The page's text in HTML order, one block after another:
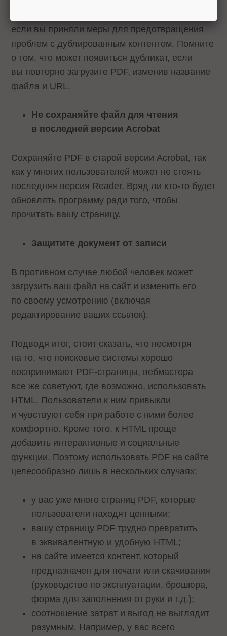
если вы приняли меры для предотвращения
проблем с дублированным контентом. Помните
о том, что может появиться дубликат, если
вы повторно загрузите PDF, изменив название
файла и URL.
Не сохраняйте файл для чтения
в последней версии Acrobat
Сохраняйте PDF в старой версии Acrobat, так
как у многих пользователей может не стоять
последняя версия Reader. Вряд ли кто-то будет
обновлять программу ради того, чтобы
прочитать вашу страницу.
Защитите документ от записи
В противном случае любой человек может
загрузить ваш файл на сайт и изменить его
по своему усмотрению (включая
редактирование ваших ссылок).
Подводя итог, стоит сказать, что несмотря
на то, что поисковые системы хорошо
воспринимают PDF-страницы, вебмастера
все же советуют, где возможно, использовать
HTML. Пользователи к ним привыкли
и чувствуют себя при работе с ними более
комфортно. Кроме того, к HTML проще
добавить интерактивные и социальные
функции. Поэтому использовать PDF на сайте
целесообразно лишь в нескольких случаях:
у вас уже много страниц PDF, которые
пользователи находят ценными;
вашу страницу PDF трудно превратить
в эквивалентную и удобную HTML;
на сайте имеется контент, который
предназначен для печати или скачивания
(руководство по эксплуатации, брошюра,
форма для заполнения от руки и т.д.);
соотношение затрат и выгод не выглядит
разумным. Например, у вас всего